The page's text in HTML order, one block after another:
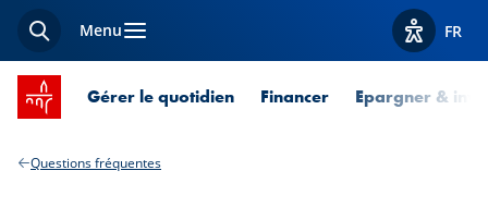
Recherche
Menu Afficher
FR
Accueil SPUERKEESS
Gérer le quotidien Financer Epargner &
Questions fréquentes